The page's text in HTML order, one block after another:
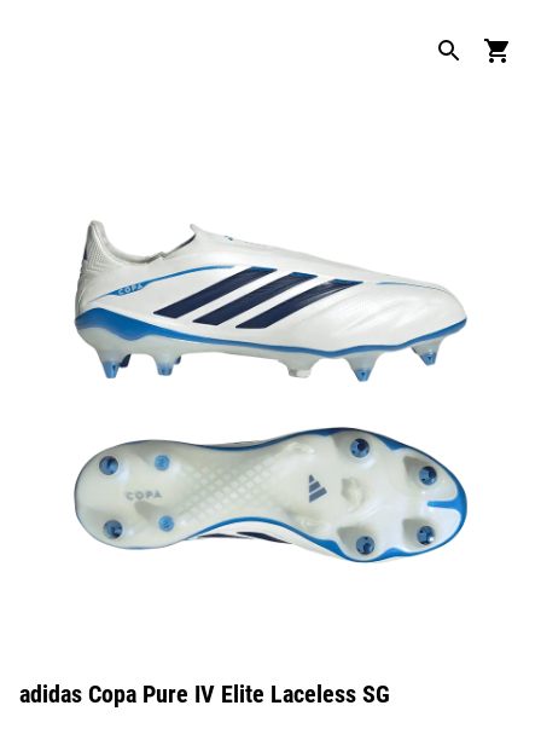
adidas Copa Pure IV Elite Laceless SG